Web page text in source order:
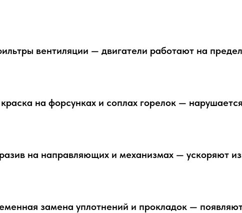
вентиляции — двигатели работают на
на форсунках и соплах горелок —
на направляющих и механизмах — ускоряют
замена уплотнений и прокладок —